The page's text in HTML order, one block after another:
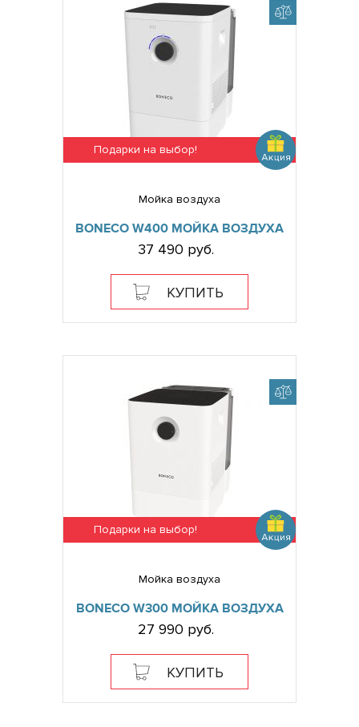
Подарки на выбор!
Мойка воздуха
BONECO W400 МОЙКА ВОЗДУХА
37 490 руб.
КУПИТЬ
Подарки на выбор!
Мойка воздуха
BONECO W300 МОЙКА ВОЗДУХА
27 990 руб.
КУПИТЬ